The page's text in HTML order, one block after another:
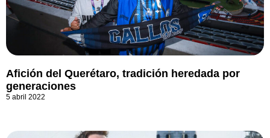
Afición del Querétaro, tradición heredada por
generaciones
5 abril 2022